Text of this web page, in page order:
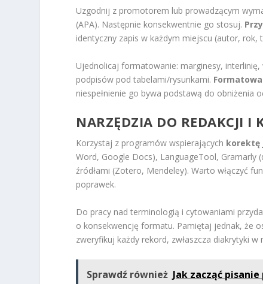
Uzgodnij z promotorem lub prowadzącym
(APA). Następnie konsekwentnie go stosuj.
identyczny zapis w każdym miejscu (autor, rok,
Ujednolicaj formatowanie: marginesy,
podpisów pod tabelami/rysunkami.
niespełnienie go bywa podstawą do obniżenia
NARZĘDZIA DO REDAKCJI I
Korzystaj z programów wspierających korektę
Word, Google Docs), LanguageTool, Gramarly
źródłami (Zotero, Mendeley). Warto włączyć
poprawek.
Do pracy nad terminologią i cytowaniami
o konsekwencję formatu. Pamiętaj jednak, że
zweryfikuj każdy rekord, zwłaszcza diakrytyki w
Sprawdź również Jak zacząć